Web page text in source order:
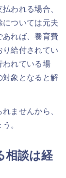
われる場合、
ついては元夫
あれば、養育費
り給付されてい
われている場
対象となると解
ませんから、
。
相談は経